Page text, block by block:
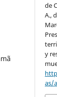
de
A.,
y
as/